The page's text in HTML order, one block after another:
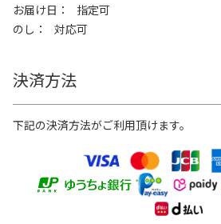
お届け日
指定可
のし
対応可
決済方法
下記の決済方法がご利用頂けます。